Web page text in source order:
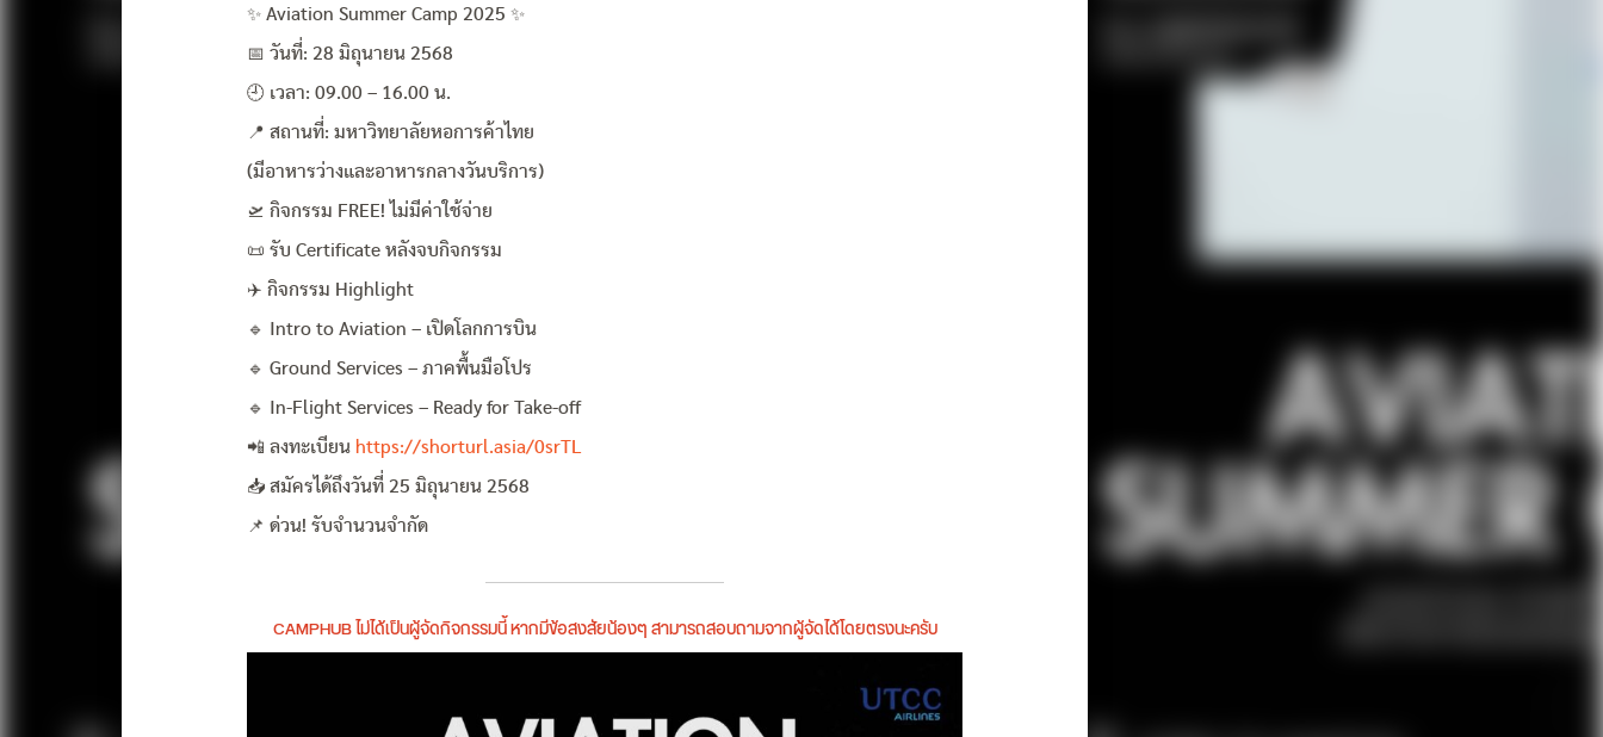
✨ Aviation Summer Camp 2025 ✨
📅 วันที่: 28 มิถุนายน 2568
🕘 เวลา: 09.00 – 16.00 น.
📍 สถานที่: มหาวิทยาลัยหอการค้าไทย
(มีอาหารว่างและอาหารกลางวันบริการ)
🛫 กิจกรรม FREE! ไม่มีค่าใช้จ่าย
📜 รับ Certificate หลังจบกิจกรรม
✈️ กิจกรรม Highlight
🔹 Intro to Aviation – เปิดโลกการบิน
🔹 Ground Services – ภาคพื้นมือโปร
🔹 In-Flight Services – Ready for Take-off
📲 ลงทะเบียน https://shorturl.asia/0srTL
📥 สมัครได้ถึงวันที่ 25 มิถุนายน 2568
📌 ด่วน! รับจำนวนจำกัด
CAMPHUB ไม่ได้เป็นผู้จัดกิจกรรมนี้ หากมีข้อสงสัยน้องๆ สามารถสอบถามจากผู้จัดได้โดยตรงนะครับ